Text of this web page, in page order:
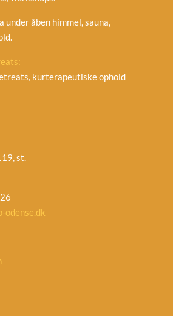
under åben himmel, sauna,
kurterapeutiske ophold
st.
odense.dk